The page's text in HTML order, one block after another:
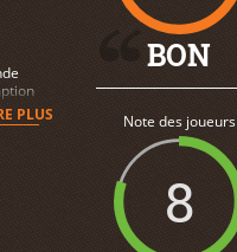
PLUS
BON
Note des joueurs
8